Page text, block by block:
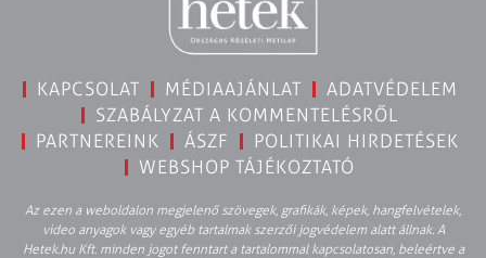
KAPCSOLAT MÉDIAAJÁNLAT
ADATVÉDELEM
SZABÁLYZAT A KOMMENTELÉSRŐL
PARTNEREINK
ÁSZF
POLITIKAI HIRDETÉSEK
WEBSHOP TÁJÉKOZTATÓ
Az ezen a weboldalon megjelenő szövegek, grafikák, képek, hangfelvételek,
video anyagok vagy egyéb tartalmak szerzői jogvédelem alatt állnak. A
Hetek.hu Kft. minden jogot fenntart a tartalommal kapcsolatosan, beleértve a